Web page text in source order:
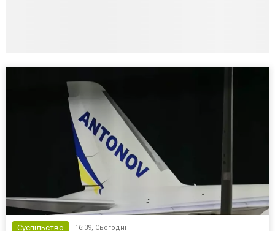
Суспільство 16:39, Сьогодні